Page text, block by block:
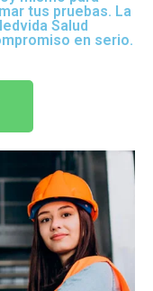
tus pruebas. La
Salud
en serio.